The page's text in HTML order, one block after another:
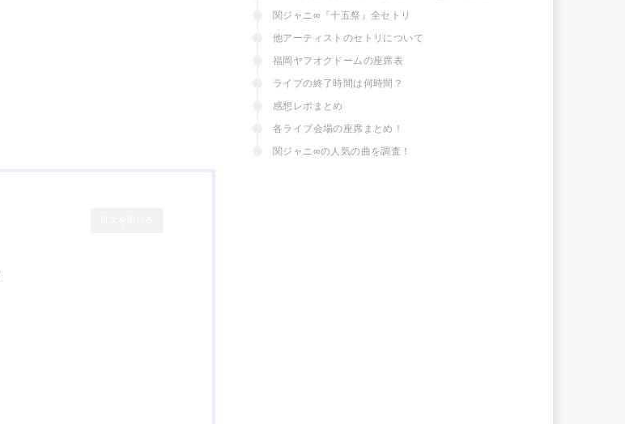
関ジャニ∞『十五祭』全セトリ
他アーティストのセトリについて
福岡ヤフオクドームの座席表
ライブの終了時間は何時間？
感想レポまとめ
各ライブ会場の座席まとめ！
関ジャニ∞の人気の曲を調査！